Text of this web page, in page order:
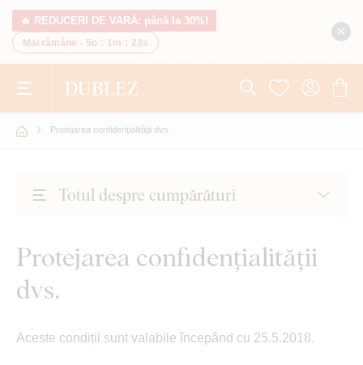
🔥 REDUCERI DE VARĂ: până la 30%!
Mai rămâne - 5o : 1m : 22s
Protejarea confidențialității dvs.
Totul despre cumpărături
Protejarea confidențialității
dvs.
Aceste condiții sunt valabile începând cu 25.5.2018.